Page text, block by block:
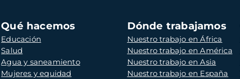
Qué hacemos
Educación
Salud
Agua y saneamiento
Mujeres y equidad
Dónde trabajamos
Nuestro trabajo en África
Nuestro trabajo en América
Nuestro trabajo en Asia
Nuestro trabajo en España